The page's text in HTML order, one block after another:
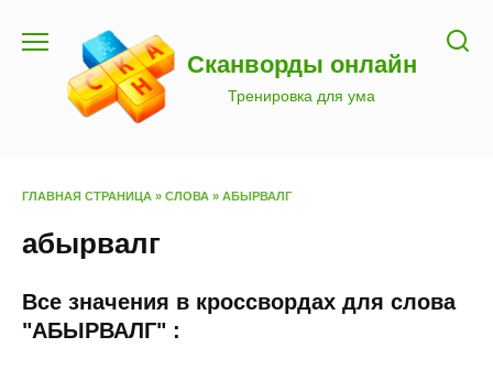
содержанию
Сканворды онлайн
Тренировка для ума
ГЛАВНАЯ СТРАНИЦА » СЛОВА » АБЫРВАЛГ
абырвалг
Все значения в кроссвордах для слова
"АБЫРВАЛГ" :